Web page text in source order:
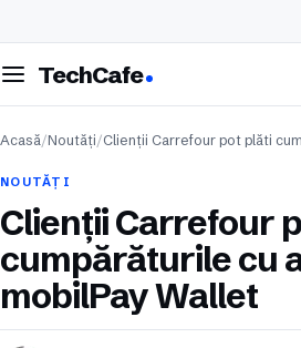
meniul
TechCafe
Acasă/Noutăți/Clienții Carrefour pot plăti
NOUTĂȚI
Clienții Carrefour
cumpărăturile cu
mobilPay Wallet